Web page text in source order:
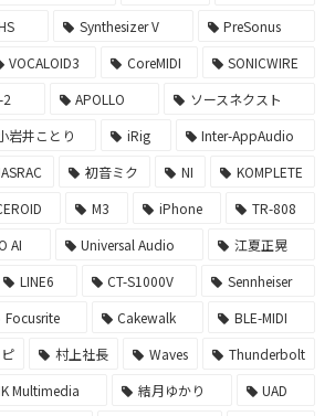
Synthesizer V
PreSonus
VOCALOID3 CoreMIDI
SONICWIRE
2 APOLLO
ソースネクスト
岩井ことり iRig
Inter-AppAudio
初音ミク NI
KOMPLETE
M3 iPhone
TR-808
AI Universal Audio
江夏正晃
LINE6 CT-S1000V
Sennheiser
Focusrite Cakewalk
BLE-MIDI
村上社長 Waves
Thunderbolt
Multimedia 結月ゆかり
UAD